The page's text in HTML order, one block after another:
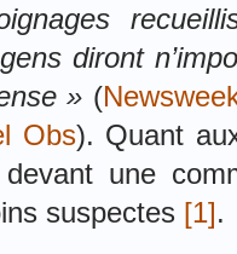
diront
» (
Obs). Quant
une
suspectes [1].